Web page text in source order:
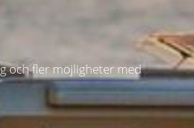
och fler möjligheter med